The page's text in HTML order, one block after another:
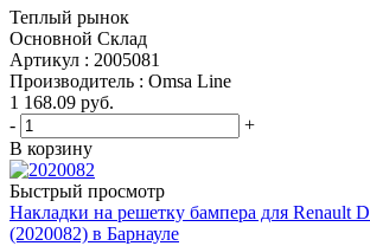
Теплый рынок
Основной Склад
Артикул : 2005081
Производитель : Omsa Line
1 168.09 руб.
-
+
В корзину
Быстрый просмотр
Накладки на решетку бампера для Renault
(2020082) в Барнауле